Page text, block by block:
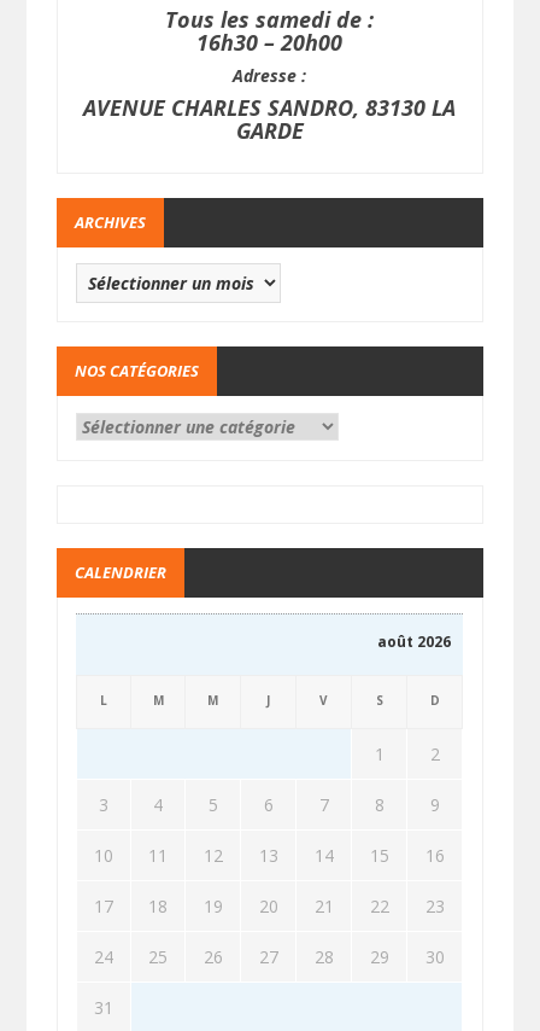
Tous les samedi de :
16h30 – 20h00
Adresse :
AVENUE CHARLES SANDRO, 83130 LA
GARDE
ARCHIVES
NOS CATÉGORIES
CALENDRIER
août 2026
L M M J V S D
1 2
3 4 5 6 7 8 9
10 11 12 13 14 15 16
17 18 19 20 21 22 23
24 25 26 27 28 29 30
31